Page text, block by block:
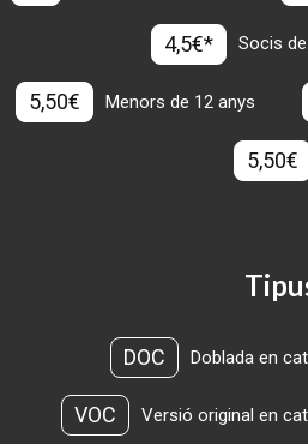
4,5€* Socis
5,50€ Menors de 12 anys
5,50€
DOC Doblada en
VOC Versió original en